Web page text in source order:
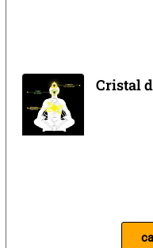
Cristal